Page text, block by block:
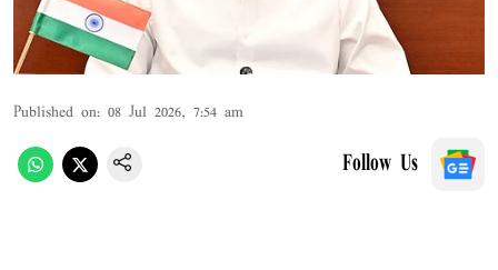
Published on: 08 Jul 2026, 7:54 am
Follow Us